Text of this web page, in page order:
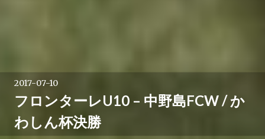
2017-07-10
フロンターレU10 – 中野島FCW / か
わしん杯決勝